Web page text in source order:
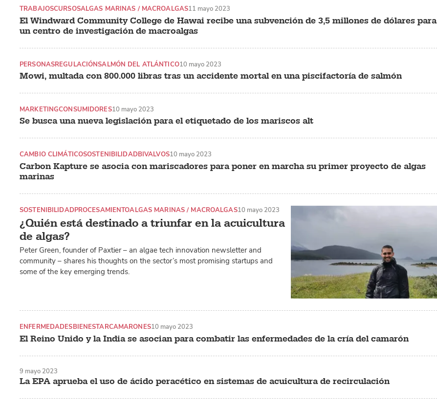
El Windward Community College de Hawai recibe una subvención de 3,5 millones de dólares para
un centro de investigación de macroalgas
TRABAJOSCURSOSALGAS MARINAS / MACROALGAS11 mayo 2023
Mowi, multada con 800.000 libras tras un accidente mortal en una piscifactoría de salmón
PERSONASREGULACIÓNSALMÓN DEL ATLÁNTICO10 mayo 2023
Se busca una nueva legislación para el etiquetado de los mariscos alt
MARKETINGCONSUMIDORES10 mayo 2023
Carbon Kapture se asocia con mariscadores para poner en marcha su primer proyecto de algas
marinas
CAMBIO CLIMÁTICOSOSTENIBILIDADBIVALVOS10 mayo 2023
¿Quién está destinado a triunfar en la acuicultura
de algas?
SOSTENIBILIDADPROCESAMIENTOALGAS MARINAS / MACROALGAS10 mayo 2023
Peter Green, founder of Paxtier – an algae tech innovation newsletter and
community – shares his thoughts on the sector’s most promising startups and
some of the key emerging trends.
El Reino Unido y la India se asocian para combatir las enfermedades de la cría del camarón
ENFERMEDADESBIENESTARCAMARONES10 mayo 2023
La EPA aprueba el uso de ácido peracético en sistemas de acuicultura de recirculación
9 mayo 2023